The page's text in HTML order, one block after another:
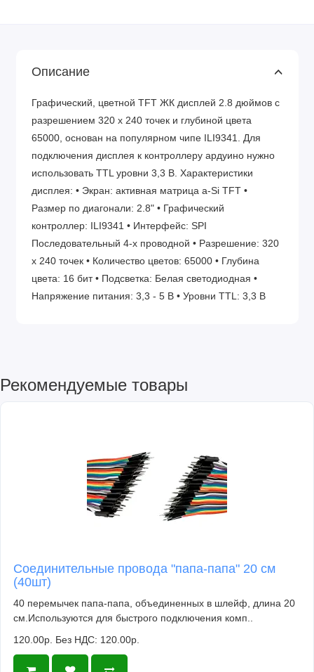
Описание
Графический, цветной TFT ЖК дисплей 2.8 дюймов с
разрешением 320 x 240 точек и глубиной цвета
65000, основан на популярном чипе ILI9341. Для
подключения дисплея к контроллеру ардуино нужно
использовать TTL уровни 3,3 В. Характеристики
дисплея: • Экран: активная матрица a-Si TFT •
Размер по диагонали: 2.8" • Графический
контроллер: ILI9341 • Интерфейс: SPI
Последовательный 4-х проводной • Разрешение: 320
x 240 точек • Количество цветов: 65000 • Глубина
цвета: 16 бит • Подсветка: Белая светодиодная •
Напряжение питания: 3,3 - 5 В • Уровни TTL: 3,3 В
Рекомендуемые товары
Соединительные провода "папа-папа" 20 см
(40шт)
40 перемычек папа-папа, объединенных в шлейф, длина 20
см.Используются для быстрого подключения комп..
120.00р. Без НДС: 120.00р.